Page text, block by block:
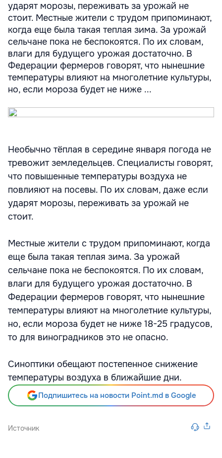
ударят морозы, переживать за урожай не
стоит. Местные жители с трудом припоминают,
когда еще была такая теплая зима. За урожай
сельчане пока не беспокоятся. По их словам,
влаги для будущего урожая достаточно. В
Федерации фермеров говорят, что нынешние
температуры влияют на многолетние культуры,
но, если мороза будет не ниже ...
Необычно тёплая в середине января погода не
тревожит земледельцев. Специалисты говорят,
что повышенные температуры воздуха не
повлияют на посевы. По их словам, даже если
ударят морозы, переживать за урожай не
стоит.
Местные жители с трудом припоминают, когда
еще была такая теплая зима. За урожай
сельчане пока не беспокоятся. По их словам,
влаги для будущего урожая достаточно. В
Федерации фермеров говорят, что нынешние
температуры влияют на многолетние культуры,
но, если мороза будет не ниже 18-25 градусов,
то для виноградников это не опасно.
Синоптики обещают постепенное снижение
температуры воздуха в ближайшие дни.
Подпишитесь на новости Point.md в Google
Источник